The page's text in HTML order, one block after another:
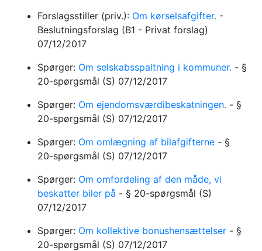
Forslagsstiller (priv.): Om kørselsafgifter. -
Beslutningsforslag (B1 - Privat forslag)
07/12/2017
Spørger: Om selskabsspaltning i kommuner. - §
20-spørgsmål (S) 07/12/2017
Spørger: Om ejendomsværdibeskatningen. - §
20-spørgsmål (S) 07/12/2017
Spørger: Om omlægning af bilafgifterne - §
20-spørgsmål (S) 07/12/2017
Spørger: Om omfordeling af den måde, vi
beskatter biler på - § 20-spørgsmål (S)
07/12/2017
Spørger: Om kollektive bonushensættelser - §
20-spørgsmål (S) 07/12/2017